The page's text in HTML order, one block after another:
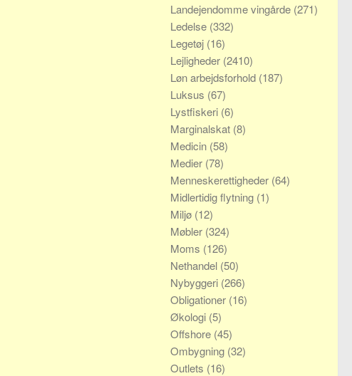
Landejendomme vingårde (271)
Ledelse (332)
Legetøj (16)
Lejligheder (2410)
Løn arbejdsforhold (187)
Luksus (67)
Lystfiskeri (6)
Marginalskat (8)
Medicin (58)
Medier (78)
Menneskerettigheder (64)
Midlertidig flytning (1)
Miljø (12)
Møbler (324)
Moms (126)
Nethandel (50)
Nybyggeri (266)
Obligationer (16)
Økologi (5)
Offshore (45)
Ombygning (32)
Outlets (16)